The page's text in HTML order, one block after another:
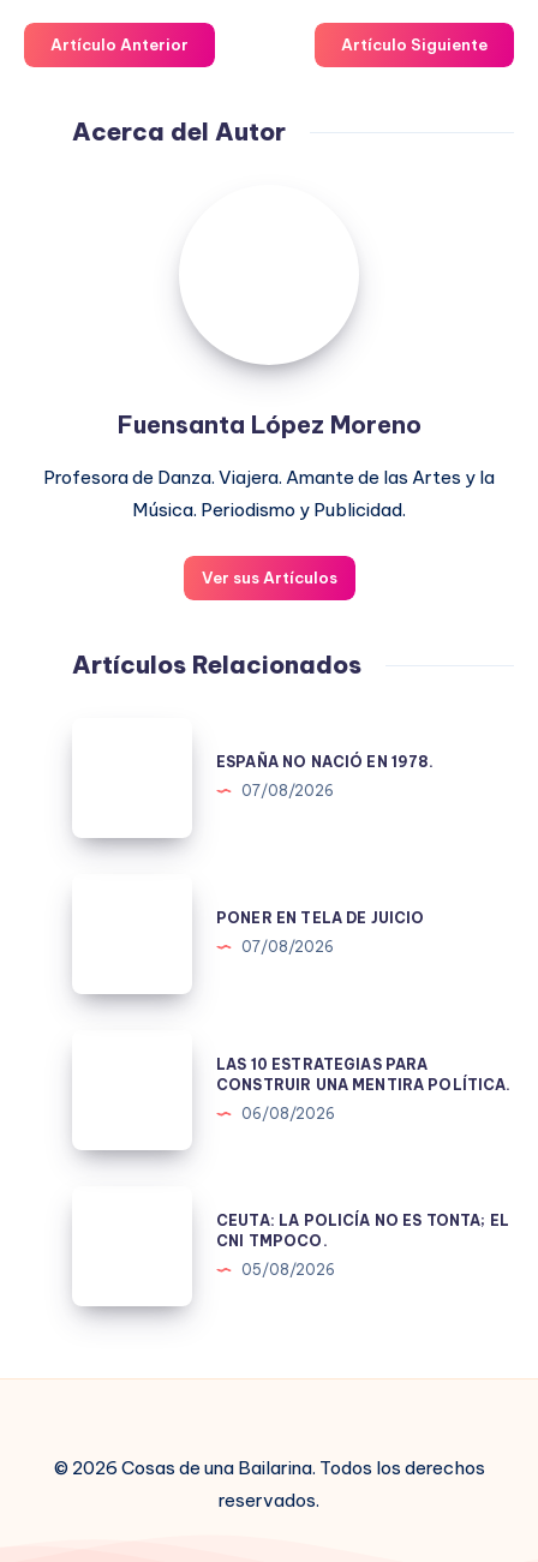
Artículo Anterior Artículo Siguiente
Acerca del Autor
Fuensanta López Moreno
Profesora de Danza. Viajera. Amante de las Artes y la
Música. Periodismo y Publicidad.
Ver sus Artículos
Artículos Relacionados
1978.
ESPAÑA NO NACIÓ EN 1978.
07/08/2026
JUICIO
PONER EN TELA DE JUICIO
07/08/2026
CONSTRUIR
LAS 10 ESTRATEGIAS PARA
CONSTRUIR UNA MENTIRA POLÍTICA.
06/08/2026
ES
EL
CEUTA: LA POLICÍA NO ES TONTA; EL
CNI TMPOCO.
05/08/2026
© 2026 Cosas de una Bailarina. Todos los derechos
reservados.